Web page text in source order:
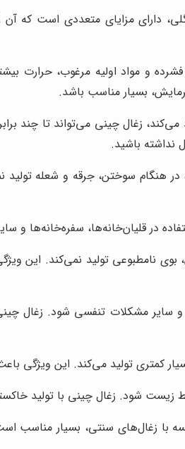
دارای مزایای متعددی است که
فشرده و مواد اولیه مرغوب، حرارت
بسیار مناسب باشد.
زغال چینی می‌تواند تا چند
نداشته باشید.
هنگام سوختن، جرقه و شعله
در قلیان‌خانه‌ها،
نامطبوعی تولید نمی‌کند. این
سایر مشکلات تنفسی شود. زغال
کمتری تولید می‌کند. این ویژگی
زیست شود. زغال چینی با تولید
با زغال‌های سنتی، بسیار